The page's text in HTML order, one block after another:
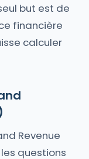
but est de
financière
calculer
Revenue
questions